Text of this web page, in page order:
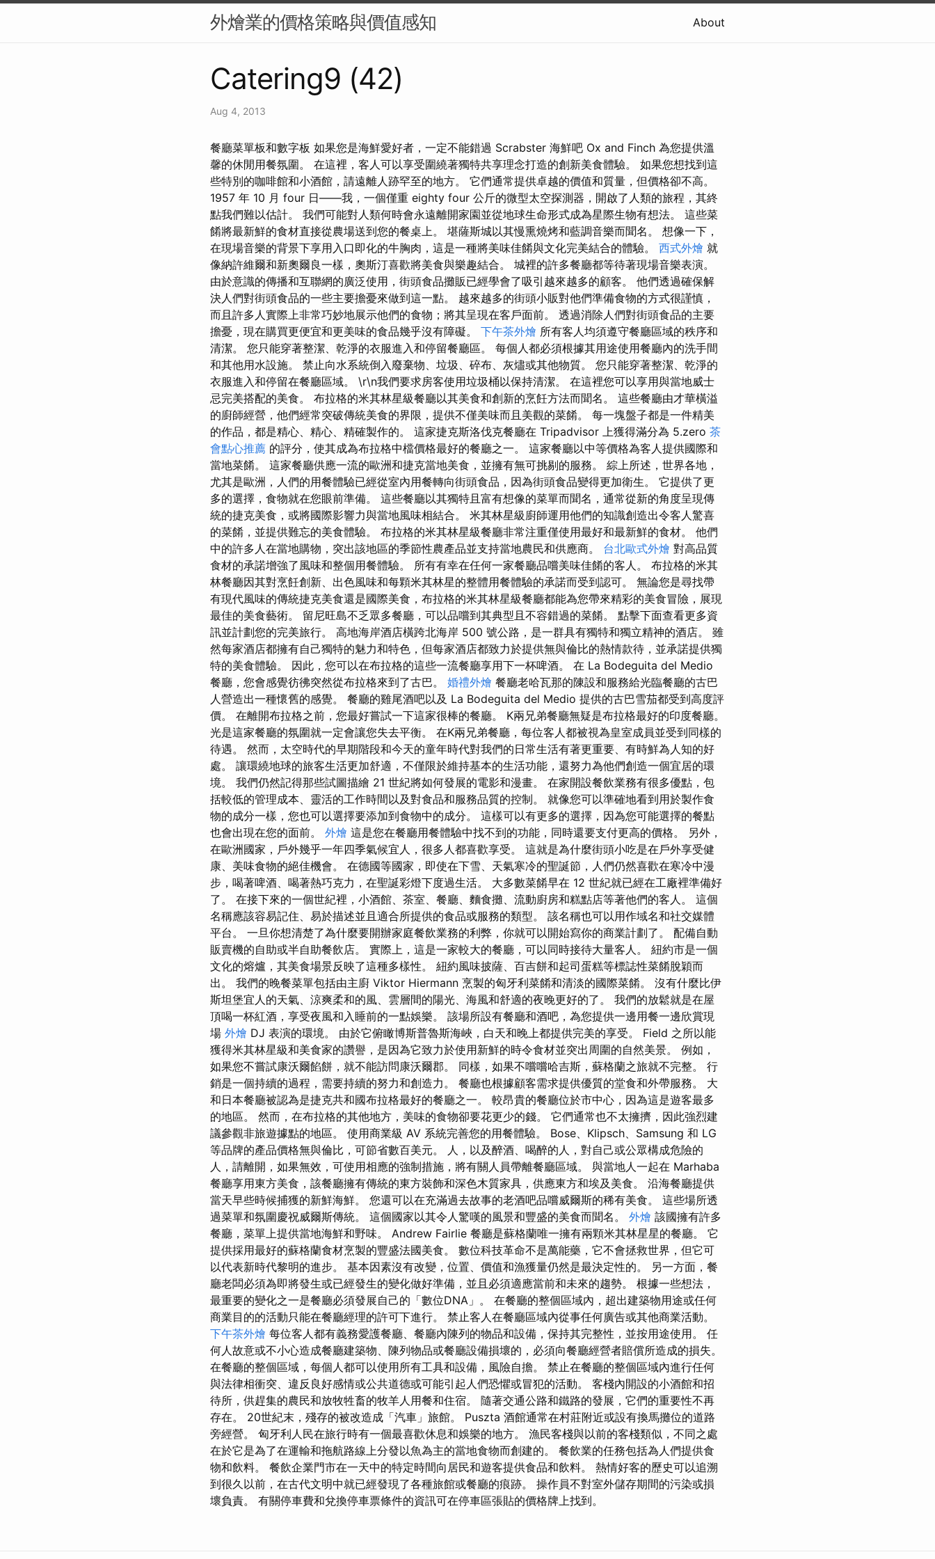
外燴業的價格策略與價值感知 About
Catering9 (42)
Aug 4, 2013
餐廳菜單板和數字板 如果您是海鮮愛好者，一定不能錯過 Scrabster 海鮮吧 Ox and Finch 為您提供溫
馨的休閒用餐氛圍。 在這裡，客人可以享受圍繞著獨特共享理念打造的創新美食體驗。 如果您想找到這
些特別的咖啡館和小酒館，請遠離人跡罕至的地方。 它們通常提供卓越的價值和質量，但價格卻不高。
1957 年 10 月 four 日——我，一個僅重 eighty four 公斤的微型太空探測器，開啟了人類的旅程，其終
點我們難以估計。 我們可能對人類何時會永遠離開家園並從地球生命形式成為星際生物有想法。 這些菜
餚將最新鮮的食材直接從農場送到您的餐桌上。 堪薩斯城以其慢熏燒烤和藍調音樂而聞名。 想像一下，
在現場音樂的背景下享用入口即化的牛胸肉，這是一種將美味佳餚與文化完美結合的體驗。 西式外燴 就
像納許維爾和新奧爾良一樣，奧斯汀喜歡將美食與樂趣結合。 城裡的許多餐廳都等待著現場音樂表演。
由於意識的傳播和互聯網的廣泛使用，街頭食品攤販已經學會了吸引越來越多的顧客。 他們透過確保解
決人們對街頭食品的一些主要擔憂來做到這一點。 越來越多的街頭小販對他們準備食物的方式很謹慎，
而且許多人實際上非常巧妙地展示他們的食物；將其呈現在客戶面前。 透過消除人們對街頭食品的主要
擔憂，現在購買更便宜和更美味的食品幾乎沒有障礙。 下午茶外燴 所有客人均須遵守餐廳區域的秩序和
清潔。 您只能穿著整潔、乾淨的衣服進入和停留餐廳區。 每個人都必須根據其用途使用餐廳內的洗手間
和其他用水設施。 禁止向水系統倒入廢棄物、垃圾、碎布、灰燼或其他物質。 您只能穿著整潔、乾淨的
衣服進入和停留在餐廳區域。 \r\n我們要求房客使用垃圾桶以保持清潔。 在這裡您可以享用與當地威士
忌完美搭配的美食。 布拉格的米其林星級餐廳以其美食和創新的烹飪方法而聞名。 這些餐廳由才華橫溢
的廚師經營，他們經常突破傳統美食的界限，提供不僅美味而且美觀的菜餚。 每一塊盤子都是一件精美
的作品，都是精心、精心、精確製作的。 這家捷克斯洛伐克餐廳在 Tripadvisor 上獲得滿分為 5.zero 茶
會點心推薦 的評分，使其成為布拉格中檔價格最好的餐廳之一。 這家餐廳以中等價格為客人提供國際和
當地菜餚。 這家餐廳供應一流的歐洲和捷克當地美食，並擁有無可挑剔的服務。 綜上所述，世界各地，
尤其是歐洲，人們的用餐體驗已經從室內用餐轉向街頭食品，因為街頭食品變得更加衛生。 它提供了更
多的選擇，食物就在您眼前準備。 這些餐廳以其獨特且富有想像的菜單而聞名，通常從新的角度呈現傳
統的捷克美食，或將國際影響力與當地風味相結合。 米其林星級廚師運用他們的知識創造出令客人驚喜
的菜餚，並提供難忘的美食體驗。 布拉格的米其林星級餐廳非常注重僅使用最好和最新鮮的食材。 他們
中的許多人在當地購物，突出該地區的季節性農產品並支持當地農民和供應商。 台北歐式外燴 對高品質
食材的承諾增強了風味和整個用餐體驗。 所有有幸在任何一家餐廳品嚐美味佳餚的客人。 布拉格的米其
林餐廳因其對烹飪創新、出色風味和每顆米其林星的整體用餐體驗的承諾而受到認可。 無論您是尋找帶
有現代風味的傳統捷克美食還是國際美食，布拉格的米其林星級餐廳都能為您帶來精彩的美食冒險，展現
最佳的美食藝術。 留尼旺島不乏眾多餐廳，可以品嚐到其典型且不容錯過的菜餚。 點擊下面查看更多資
訊並計劃您的完美旅行。 高地海岸酒店橫跨北海岸 500 號公路，是一群具有獨特和獨立精神的酒店。 雖
然每家酒店都擁有自己獨特的魅力和特色，但每家酒店都致力於提供無與倫比的熱情款待，並承諾提供獨
特的美食體驗。 因此，您可以在布拉格的這些一流餐廳享用下一杯啤酒。 在 La Bodeguita del Medio
餐廳，您會感覺彷彿突然從布拉格來到了古巴。 婚禮外燴 餐廳老哈瓦那的陳設和服務給光臨餐廳的古巴
人營造出一種懷舊的感覺。 餐廳的雞尾酒吧以及 La Bodeguita del Medio 提供的古巴雪茄都受到高度評
價。 在離開布拉格之前，您最好嘗試一下這家很棒的餐廳。 K兩兄弟餐廳無疑是布拉格最好的印度餐廳。
光是這家餐廳的氛圍就一定會讓您失去平衡。 在K兩兄弟餐廳，每位客人都被視為皇室成員並受到同樣的
待遇。 然而，太空時代的早期階段和今天的童年時代對我們的日常生活有著更重要、有時鮮為人知的好
處。 讓環繞地球的旅客生活更加舒適，不僅限於維持基本的生活功能，還努力為他們創造一個宜居的環
境。 我們仍然記得那些試圖描繪 21 世紀將如何發展的電影和漫畫。 在家開設餐飲業務有很多優點，包
括較低的管理成本、靈活的工作時間以及對食品和服務品質的控制。 就像您可以準確地看到用於製作食
物的成分一樣，您也可以選擇要添加到食物中的成分。 這樣可以有更多的選擇，因為您可能選擇的餐點
也會出現在您的面前。 外燴 這是您在餐廳用餐體驗中找不到的功能，同時還要支付更高的價格。 另外，
在歐洲國家，戶外幾乎一年四季氣候宜人，很多人都喜歡享受。 這就是為什麼街頭小吃是在戶外享受健
康、美味食物的絕佳機會。 在德國等國家，即使在下雪、天氣寒冷的聖誕節，人們仍然喜歡在寒冷中漫
步，喝著啤酒、喝著熱巧克力，在聖誕彩燈下度過生活。 大多數菜餚早在 12 世紀就已經在工廠裡準備好
了。 在接下來的一個世紀裡，小酒館、茶室、餐廳、麵食攤、流動廚房和糕點店等著他們的客人。 這個
名稱應該容易記住、易於描述並且適合所提供的食品或服務的類型。 該名稱也可以用作域名和社交媒體
平台。 一旦你想清楚了為什麼要開辦家庭餐飲業務的利弊，你就可以開始寫你的商業計劃了。 配備自動
販賣機的自助或半自助餐飲店。 實際上，這是一家較大的餐廳，可以同時接待大量客人。 紐約市是一個
文化的熔爐，其美食場景反映了這種多樣性。 紐約風味披薩、百吉餅和起司蛋糕等標誌性菜餚脫穎而
出。 我們的晚餐菜單包括由主廚 Viktor Hiermann 烹製的匈牙利菜餚和清淡的國際菜餚。 沒有什麼比伊
斯坦堡宜人的天氣、涼爽柔和的風、雲層間的陽光、海風和舒適的夜晚更好的了。 我們的放鬆就是在屋
頂喝一杯紅酒，享受夜風和入睡前的一點娛樂。 該場所設有餐廳和酒吧，為您提供一邊用餐一邊欣賞現
場 外燴 DJ 表演的環境。 由於它俯瞰博斯普魯斯海峽，白天和晚上都提供完美的享受。 Field 之所以能
獲得米其林星級和美食家的讚譽，是因為它致力於使用新鮮的時令食材並突出周圍的自然美景。 例如，
如果您不嘗試康沃爾餡餅，就不能訪問康沃爾郡。 同樣，如果不嚐嚐哈吉斯，蘇格蘭之旅就不完整。 行
銷是一個持續的過程，需要持續的努力和創造力。 餐廳也根據顧客需求提供優質的堂食和外帶服務。 大
和日本餐廳被認為是捷克共和國布拉格最好的餐廳之一。 較昂貴的餐廳位於市中心，因為這是遊客最多
的地區。 然而，在布拉格的其他地方，美味的食物卻要花更少的錢。 它們通常也不太擁擠，因此強烈建
議參觀非旅遊據點的地區。 使用商業級 AV 系統完善您的用餐體驗。 Bose、Klipsch、Samsung 和 LG
等品牌的產品價格無與倫比，可節省數百美元。 人，以及醉酒、喝醉的人，對自己或公眾構成危險的
人，請離開，如果無效，可使用相應的強制措施，將有關人員帶離餐廳區域。 與當地人一起在 Marhaba
餐廳享用東方美食，該餐廳擁有傳統的東方裝飾和深色木質家具，供應東方和埃及美食。 沿海餐廳提供
當天早些時候捕獲的新鮮海鮮。 您還可以在充滿過去故事的老酒吧品嚐威爾斯的稀有美食。 這些場所透
過菜單和氛圍慶祝威爾斯傳統。 這個國家以其令人驚嘆的風景和豐盛的美食而聞名。 外燴 該國擁有許多
餐廳，菜單上提供當地海鮮和野味。 Andrew Fairlie 餐廳是蘇格蘭唯一擁有兩顆米其林星星的餐廳。 它
提供採用最好的蘇格蘭食材烹製的豐盛法國美食。 數位科技革命不是萬能藥，它不會拯救世界，但它可
以代表新時代黎明的進步。 基本因素沒有改變，位置、價值和漁獲量仍然是最決定性的。 另一方面，餐
廳老闆必須為即將發生或已經發生的變化做好準備，並且必須適應當前和未來的趨勢。 根據一些想法，
最重要的變化之一是餐廳必須發展自己的「數位DNA」。 在餐廳的整個區域內，超出建築物用途或任何
商業目的的活動只能在餐廳經理的許可下進行。 禁止客人在餐廳區域內從事任何廣告或其他商業活動。
下午茶外燴 每位客人都有義務愛護餐廳、餐廳內陳列的物品和設備，保持其完整性，並按用途使用。 任
何人故意或不小心造成餐廳建築物、陳列物品或餐廳設備損壞的，必須向餐廳經營者賠償所造成的損失。
在餐廳的整個區域，每個人都可以使用所有工具和設備，風險自擔。 禁止在餐廳的整個區域內進行任何
與法律相衝突、違反良好感情或公共道德或可能引起人們恐懼​​或冒犯的活動。 客棧內開設的小酒館和招
待所，供趕集的農民和放牧牲畜的牧羊人用餐和住宿。 隨著交通公路和鐵路的發展，它們的重要性不再
存在。 20世紀末，殘存的被改造成「汽車」旅館。 Puszta 酒館通常在村莊附近或設有換馬攤位的道路
旁經營。 匈牙利人民在旅行時有一個最喜歡休息和娛樂的地方。 漁民客棧與以前的客棧類似，不同之處
在於它是為了在運輸和拖航路線上分發以魚為主的當地食物而創建的。 餐飲業的任務包括為人們提供食
物和飲料。 餐飲企業門市在一天中的特定時間向居民和遊客提供食品和飲料。 熱情好客的歷史可以追溯
到很久以前，在古代文明中就已經發現了各種旅館或餐廳的痕跡。 操作員不對室外儲存期間的污染或損
壞負責。 有關停車費和兌換停車票條件的資訊可在停車區張貼的價格牌上找到。